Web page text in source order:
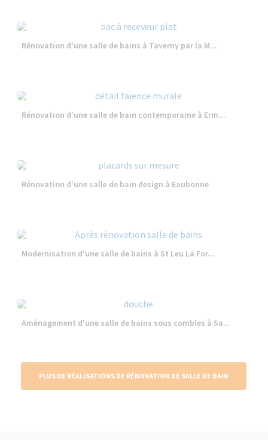
Rénovation d'une salle de bains à Taverny par la M...
Rénovation d'une salle de bain contemporaine à Erm...
Rénovation d'une salle de bain design à Eaubonne
Modernisation d'une salle de bains à St Leu La For...
Aménagement d'une salle de bains sous combles à Sa...
PLUS DE RÉALISATIONS DE RÉNOVATION DE SALLE DE BAIN